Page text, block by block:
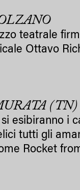
teatrale
Ottavo
(TN)
esibiranno i
tutti gli
Rocket